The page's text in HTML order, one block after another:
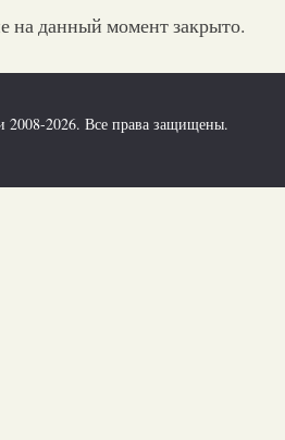
на данный момент закрыто.
2026. Все права защищены.